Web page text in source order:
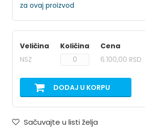
za ovaj proizvod
Veličina Količina Cena
NSZ
6.100,00 RSD
DODAJ U KORPU
Sačuvajte u listi želja